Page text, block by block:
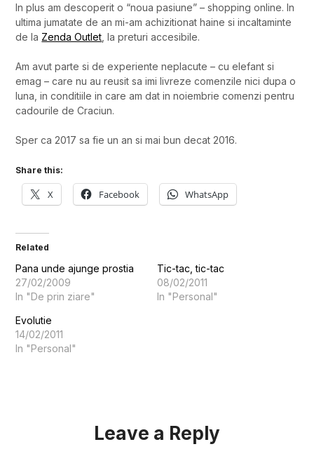
In plus am descoperit o “noua pasiune” – shopping online. In
ultima jumatate de an mi-am achizitionat haine si incaltaminte
de la Zenda Outlet , la preturi accesibile.
Am avut parte si de experiente neplacute – cu elefant si
emag – care nu au reusit sa imi livreze comenzile nici dupa o
luna, in conditiile in care am dat in noiembrie comenzi pentru
cadourile de Craciun.
Sper ca 2017 sa fie un an si mai bun decat 2016.
Share this:
X Facebook WhatsApp
Related
Pana unde ajunge prostia
27/02/2009
In "De prin ziare"
Tic-tac, tic-tac
08/02/2011
In "Personal"
Evolutie
14/02/2011
In "Personal"
Leave a Reply